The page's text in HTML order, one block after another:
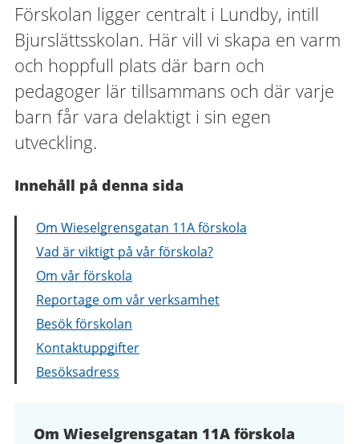
Förskolan ligger centralt i Lundby, intill
Bjurslättsskolan. Här vill vi skapa en varm
och hoppfull plats där barn och
pedagoger lär tillsammans och där varje
barn får vara delaktigt i sin egen
utveckling.
Innehåll på denna sida
Om Wieselgrensgatan 11A förskola
Vad är viktigt på vår förskola?
Om vår förskola
Reportage om vår verksamhet
Besök förskolan
Kontaktuppgifter
Besöksadress
Om Wieselgrensgatan 11A förskola